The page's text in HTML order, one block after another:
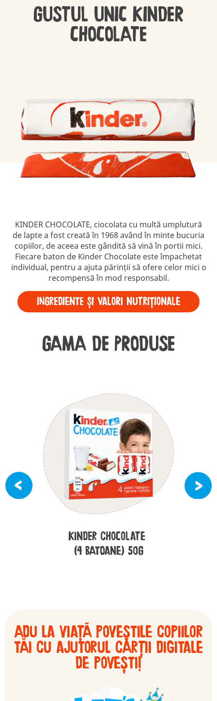
GUSTUL UNIC KINDER
CHOCOLATE
KINDER CHOCOLATE, ciocolata cu multă umplutură
de lapte a fost creată în 1968 având în minte bucuria
copiilor, de aceea este gândită să vină în portii mici.
Fiecare baton de Kinder Chocolate este împachetat
individual, pentru a ajuta părinții să ofere celor mici o
recompensă în mod responsabil.
INGREDIENTE ȘI VALORI NUTRIȚIONALE
GAMA DE PRODUSE
KINDER CHOCOLATE
(4 BATOANE) 50G
Adu la viață poveștile copiilor
tăi cu ajutorul cărții digitale
de povești!